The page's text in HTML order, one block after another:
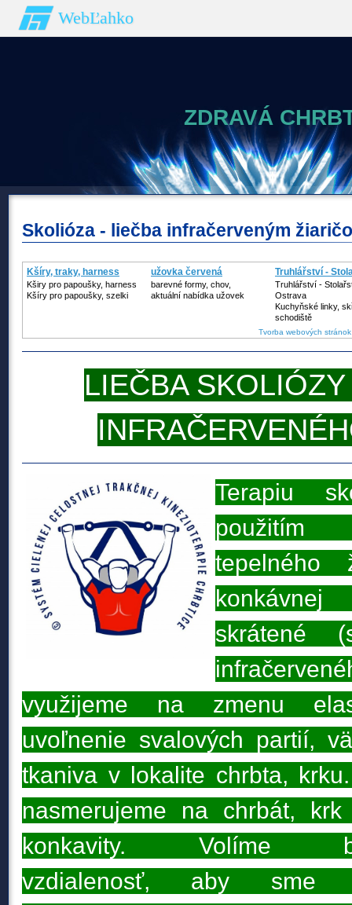
WebĽahko
ZDRAVÁ
Skolióza - liečba infračerveným
Kšíry, traky, harness
Kširy pro papoušky, harness
Kšíry pro papoušky, szelki
užovka červená
barevné formy, chov,
aktuální nabídka užovek
Truhlářství -
Truhlářství -
Ostrava
Kuchyňské linky,
schodiště
Tvorba webových
LIEČBA
Terapiu
použitím
tepelného
skrátené
využijeme na zmenu el
uvoľnenie svalových partií,
tkaniva v lokalite chrbta,
nasmerujeme na chrbát,
konkavity. Volíme
vzdialenosť, aby sme